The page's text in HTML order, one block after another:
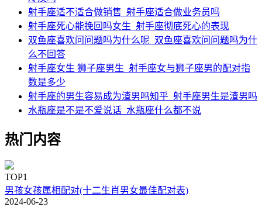
射手座适不适合做销售_射手座适合做业务员吗
射手座死心能挽回吗女生_射手座彻底死心的表现
双鱼座喜欢问问题吗为什么呢_双鱼座喜欢问问题吗为什
么不回答
射手座女生 狮子座男生_射手座女与狮子座男的配对指
数是多少
射手座的男生容易成为渣男吗知乎_射手座男生是渣男吗
水瓶座是不是不爱说话_水瓶座什么都不说
热门内容
TOP1
男孩女孩属相配对(十二生肖男女最佳配对表)
2024-06-23